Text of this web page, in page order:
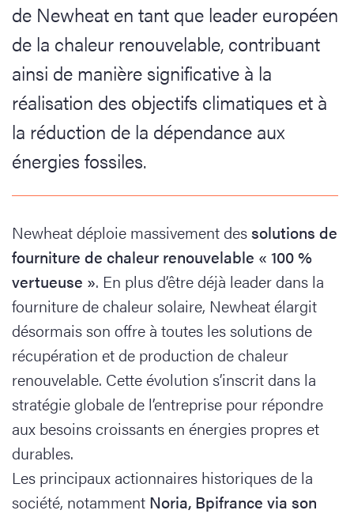
de Newheat en tant que leader européen
de la chaleur renouvelable, contribuant
ainsi de manière significative à la
réalisation des objectifs climatiques et à
la réduction de la dépendance aux
énergies fossiles.
Newheat déploie massivement dessolutions de
fourniture de chaleur renouvelable « 100 %
vertueuse ». En plus d’être déjà leader dans la
fourniture de chaleur solaire, Newheat élargit
désormais son offre à toutes les solutions de
récupération et de production de chaleur
renouvelable. Cette évolution s’inscrit dans la
stratégie globale de l’entreprise pour répondre
aux besoins croissants en énergies propres et
durables.
Les principaux actionnaires historiques de la
société, notamment Noria, Bpifrance via son